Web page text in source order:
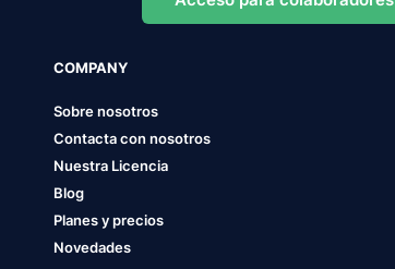
COMPANY
Sobre nosotros
Contacta con nosotros
Nuestra Licencia
Blog
Planes y precios
Novedades